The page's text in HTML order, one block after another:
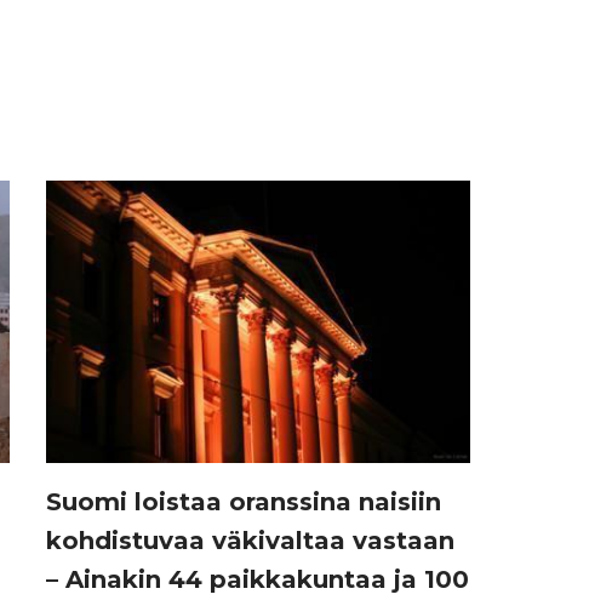
Suomi loistaa oranssina naisiin
kohdistuvaa väkivaltaa vastaan
– Ainakin 44 paikkakuntaa ja 100